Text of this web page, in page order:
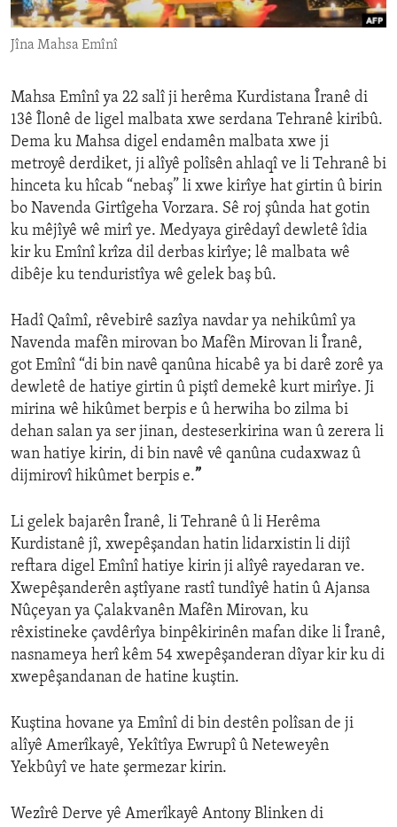
ENVIRONMENT AND HEALTH
IDEALS AND INSTITUTIONS
Jîna Mahsa Emînî
Mahsa Emînî ya 22 salî ji herêma Kurdistana Îranê di
13ê Îlonê de ligel malbata xwe serdana Tehranê kiribû.
Dema ku Mahsa digel endamên malbata xwe ji
metroyê derdiket, ji alîyê polîsên ahlaqî ve li Tehranê bi
hinceta ku hîcab “nebaş” li xwe kirîye hat girtin û birin
bo Navenda Girtîgeha Vorzara. Sê roj şûnda hat gotin
ku mêjîyê wê mirî ye. Medyaya girêdayî dewletê îdia
kir ku Emînî krîza dil derbas kirîye; lê malbata wê
dibêje ku tenduristîya wê gelek baş bû.
Hadî Qaîmî, rêvebirê sazîya navdar ya nehikûmî ya
Navenda mafên mirovan bo Mafên Mirovan li Îranê,
got Emînî “di bin navê qanûna hicabê ya bi darê zorê ya
dewletê de hatiye girtin û piştî demekê kurt mirîye. Ji
mirina wê hikûmet berpis e û herwiha bo zilma bi
dehan salan ya ser jinan, desteserkirina wan û zerera li
wan hatiye kirin, di bin navê vê qanûna cudaxwaz û
dijmirovî hikûmet berpis e.”
Li gelek bajarên Îranê, li Tehranê û li Herêma
Kurdistanê jî, xwepêşandan hatin lidarxistin li dijî
reftara digel Emînî hatiye kirin ji alîyê rayedaran ve.
Xwepêşanderên aştîyane rastî tundîyê hatin û Ajansa
Nûçeyan ya Çalakvanên Mafên Mirovan, ku
rêxistineke çavdêrîya binpêkirinên mafan dike li Îranê,
nasnameya herî kêm 54 xwepêşanderan dîyar kir ku di
xwepêşandanan de hatine kuştin.
Kuştina hovane ya Emînî di bin destên polîsan de ji
alîyê Amerîkayê, Yekîtîya Ewrupî û Neteweyên
Yekbûyî ve hate şermezar kirin.
Wezîrê Derve yê Amerîkayê Antony Blinken di